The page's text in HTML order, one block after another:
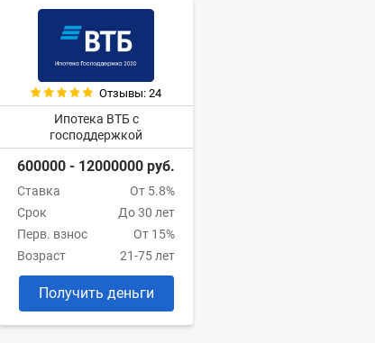
Отзывы: 24
Ипотека ВТБ с
господдержкой
600000 - 12000000 руб.
Ставка
От 5.8%
Срок
До 30 лет
Перв. взнос
От 15%
Возраст
21-75 лет
Получить деньги